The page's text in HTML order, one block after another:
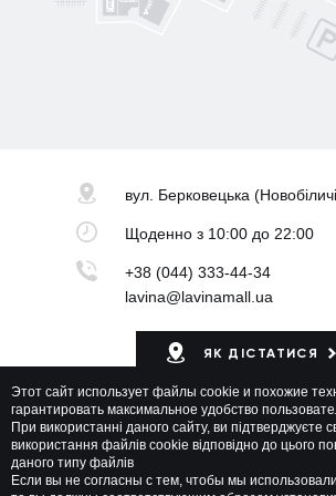
вул. Берковецька
Щоденноз 10:00 до 22:00
+38 (044) 333-44-34
lavina@lavinamall.ua
ЯК ДІСТАТИСЯ
Мапа ТРЦ
Этот сайт использует файлы cookie и похожие
гарантировать максимальное удобство
При використанні даного сайту, ви підтверджуєте
використання файлів cookie відповідно до цього
даного типу файлів
Если вы не согласны с тем, чтобы мы